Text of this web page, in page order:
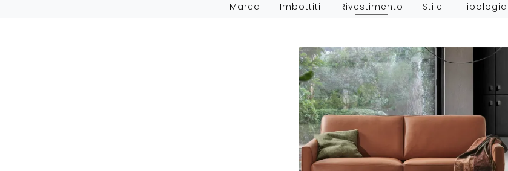
Marca Imbottiti Rivestimento Stile Tipologia